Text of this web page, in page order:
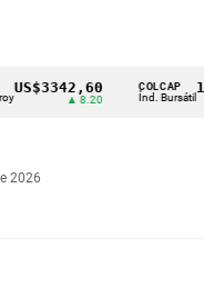
▲ 8.20
COLCAP
Índ. Bursátil
2026